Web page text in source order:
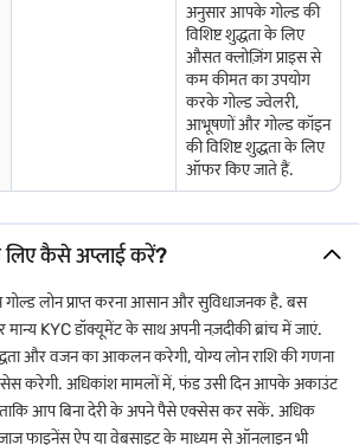
अनुसार आपके गोल्ड की
विशिष्ट शुद्धता के लिए
औसत क्लोज़िंग प्राइस से
कम कीमत का उपयोग
करके गोल्ड ज्वेलरी,
आभूषणों और गोल्ड कॉइन
की विशिष्ट शुद्धता के लिए
ऑफर किए जाते हैं.
लिए कैसे अप्लाई करें?
गोल्ड लोन प्राप्त करना आसान और सुविधाजनक है. बस
KYC डॉक्यूमेंट के साथ अपनी नज़दीकी ब्रांच में जाएं.
और वजन का आकलन करेगी, योग्य लोन राशि की गणना
करेगी. अधिकांश मामलों में, फंड उसी दिन आपके अकाउंट
ताकि आप बिना देरी के अपने पैसे एक्सेस कर सकें. अधिक
फाइनेंस ऐप या वेबसाइट के माध्यम से ऑनलाइन भी